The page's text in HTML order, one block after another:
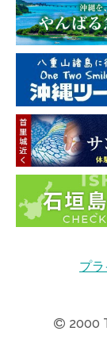
プ
2000